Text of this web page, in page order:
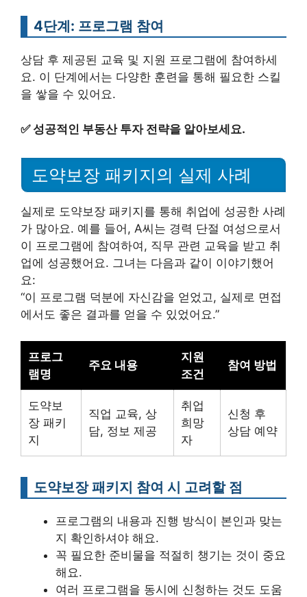
4단계: 프로그램 참여
상담 후 제공된 교육 및 지원 프로그램에 참여하세
요. 이 단계에서는 다양한 훈련을 통해 필요한 스킬
을 쌓을 수 있어요.
✅성공적인 부동산 투자 전략을 알아보세요.
도약보장 패키지의 실제 사례
실제로 도약보장 패키지를 통해 취업에 성공한 사례
가 많아요. 예를 들어, A씨는 경력 단절 여성으로서
이 프로그램에 참여하여, 직무 관련 교육을 받고 취
업에 성공했어요. 그녀는 다음과 같이 이야기했어
요:
“이 프로그램 덕분에 자신감을 얻었고, 실제로 면접
에서도 좋은 결과를 얻을 수 있었어요.”
프로그
램명
주요 내용
지원
조건
참여 방법
도약보
장 패키
지
직업 교육, 상
담, 정보 제공
취업
희망
자
신청 후
상담 예약
도약보장 패키지 참여 시 고려할 점
프로그램의 내용과 진행 방식이 본인과 맞는
지 확인하셔야 해요.
꼭 필요한 준비물을 적절히 챙기는 것이 중요
해요.
여러 프로그램을 동시에 신청하는 것도 도움